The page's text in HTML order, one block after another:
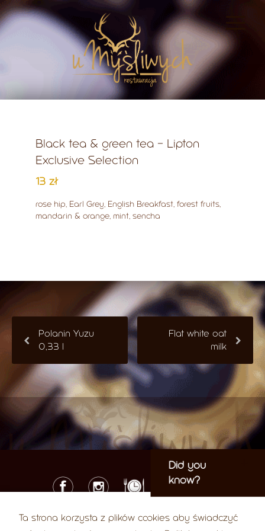
Ta strona korzysta z plików cookies aby świadczyć
Black tea & green tea - Lipton
Exclusive Selection
13 zł
rose hip, Earl Grey, English Breakfast, forest fruits,
mandarin & orange, mint, sencha
Polanin Yuzu
0,33 l
Flat white oat
milk
Did you
know?
© 2026 U Myśliwych